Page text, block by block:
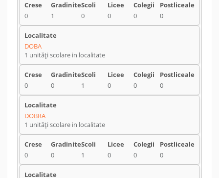
0 1 0 0 0 0
DOBA
1 unități scolare in localitate
0 0 1 0 0 0
DOBRA
1 unități scolare in localitate
0 0 1 0 0 0